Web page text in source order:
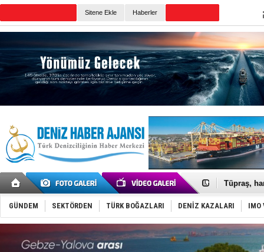
Sitene Ekle Haberler
Anadolu
Tüpraş,
İTU AUV,
LNG
PROYAD,
Türkiye-
Türk
Deniz
GÜNDEM SEKTÖRDEN TÜRK BOĞAZLARI DENİZ KAZALARI IMO